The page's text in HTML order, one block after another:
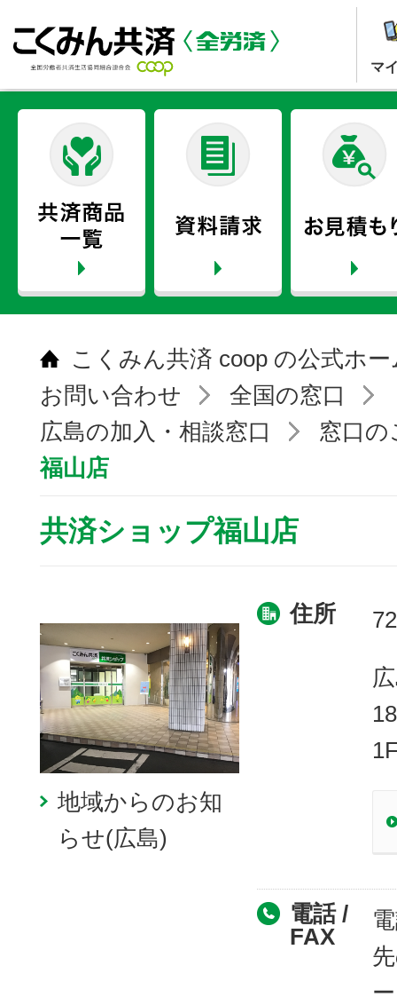
マ
こくみん共済 coop の公式ホ
お問い合わせ
全国の窓口
広島の加入・相談窓口
窓口の
福山店
共済ショップ福山店
地域からのお知
らせ(広島)
住所
電話 /
FAX
ー